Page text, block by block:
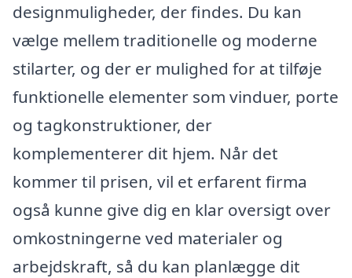
designmuligheder, der findes. Du kan
vælge mellem traditionelle og moderne
stilarter, og der er mulighed for at tilføje
funktionelle elementer som vinduer, porte
og tagkonstruktioner, der
komplementerer dit hjem. Når det
kommer til prisen, vil et erfarent firma
også kunne give dig en klar oversigt over
omkostningerne ved materialer og
arbejdskraft, så du kan planlægge dit